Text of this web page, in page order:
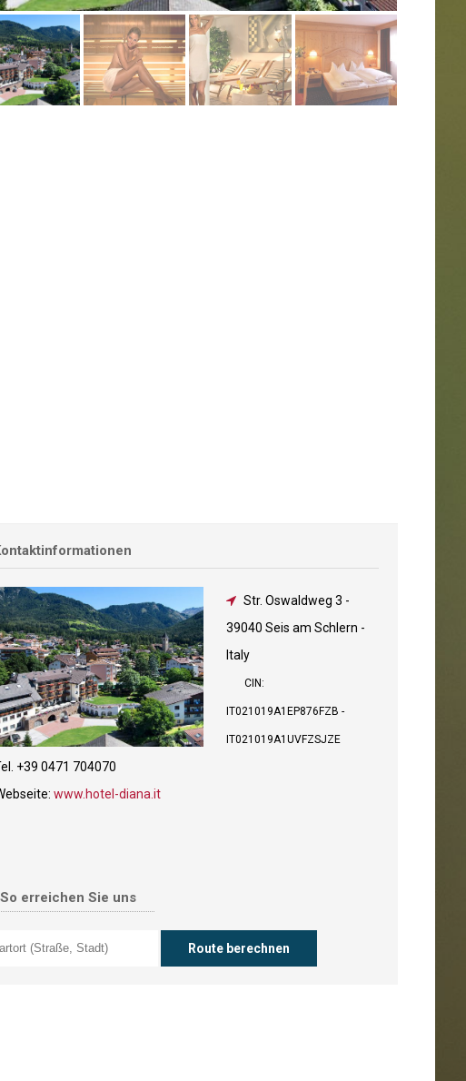
Str. Oswaldweg 3 -
39040 Seis am Schlern -
Italy
CIN:
IT021019A1EP876FZB -
IT021019A1UVFZSJZE
+39 0471 704070
www.hotel-diana.it
So erreichen Sie uns